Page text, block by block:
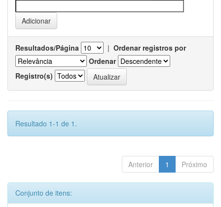
Resultados/Página | Ordenar registros por
Ordenar
Registro(s)
Resultado 1-1 de 1.
Anterior 1 Próximo
Conjunto de itens: